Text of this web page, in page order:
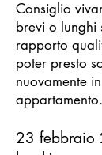
Consiglio
brevi o lunghi
rapporto
poter presto
nuovamente
appartamento.
23 febbraio